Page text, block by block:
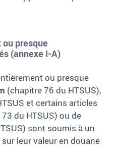
presque
(annexe I-A)
ou presque
(chapitre 76 du HTSUS),
et certains articles
du HTSUS) ou de
sont soumis à un
leur valeur en douane